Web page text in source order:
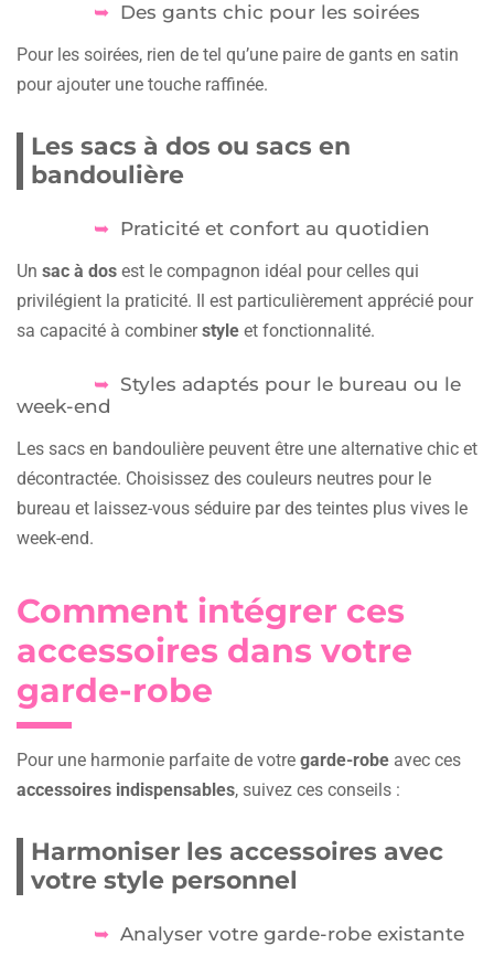
Des gants chic pour les soirées
Pour les soirées, rien de tel qu’une paire de gants en satin
pour ajouter une touche raffinée.
Les sacs à dos ou sacs en
bandoulière
Praticité et confort au quotidien
Un sac à dos est le compagnon idéal pour celles qui
privilégient la praticité. Il est particulièrement apprécié pour
sa capacité à combinerstyle et fonctionnalité.
Styles adaptés pour le bureau ou le
week-end
Les sacs en bandoulière peuvent être une alternative chic et
décontractée. Choisissez des couleurs neutres pour le
bureau et laissez-vous séduire par des teintes plus vives le
week-end.
Comment intégrer ces
accessoires dans votre
garde-robe
Pour une harmonie parfaite de votre garde-robe avec ces
accessoires indispensables, suivez ces conseils :
Harmoniser les accessoires avec
votre style personnel
Analyser votre garde-robe existante